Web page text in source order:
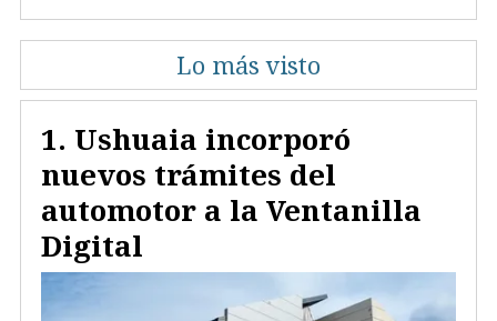
Lo más visto
Ushuaia incorporó
nuevos trámites del
automotor a la Ventanilla
Digital